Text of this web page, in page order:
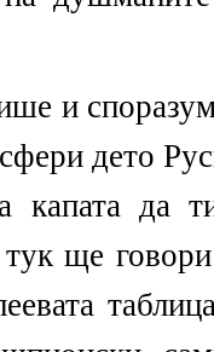
и
дето
капата да
ще